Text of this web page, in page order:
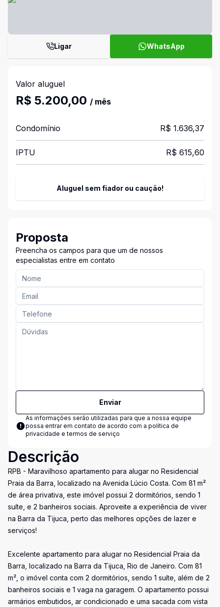
Ligar WhatsApp
Valor aluguel
R$ 5.200,00 / mês
Condomínio R$ 1.636,37
IPTU R$ 615,60
Aluguel sem fiador ou caução!
Proposta
Preencha os campos para que um de nossos
especialistas entre em contato
Enviar
As informações serão utilizadas para que a nossa equipe
possa entrar em contato de acordo com a política de
privacidade e termos de serviço
Descrição
RPB - Maravilhoso apartamento para alugar no Residencial
Praia da Barra, localizado na Avenida Lúcio Costa. Com 81 m²
de área privativa, este imóvel possui 2 dormitórios, sendo 1
suíte, e 2 banheiros sociais. Aproveite a experiência de viver
na Barra da Tijuca, perto das melhores opções de lazer e
serviços!
Excelente apartamento para alugar no Residencial Praia da
Barra, localizado na Barra da Tijuca, Rio de Janeiro. Com 81
m², o imóvel conta com 2 dormitórios, sendo 1 suíte, além de 2
banheiros sociais e 1 vaga na garagem. O apartamento possui
armários embutidos, ar condicionado e uma sacada com vista